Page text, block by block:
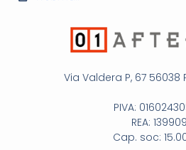
Via Valdera P, 67 56038
PIVA:
REA: 139909
Cap. soc: